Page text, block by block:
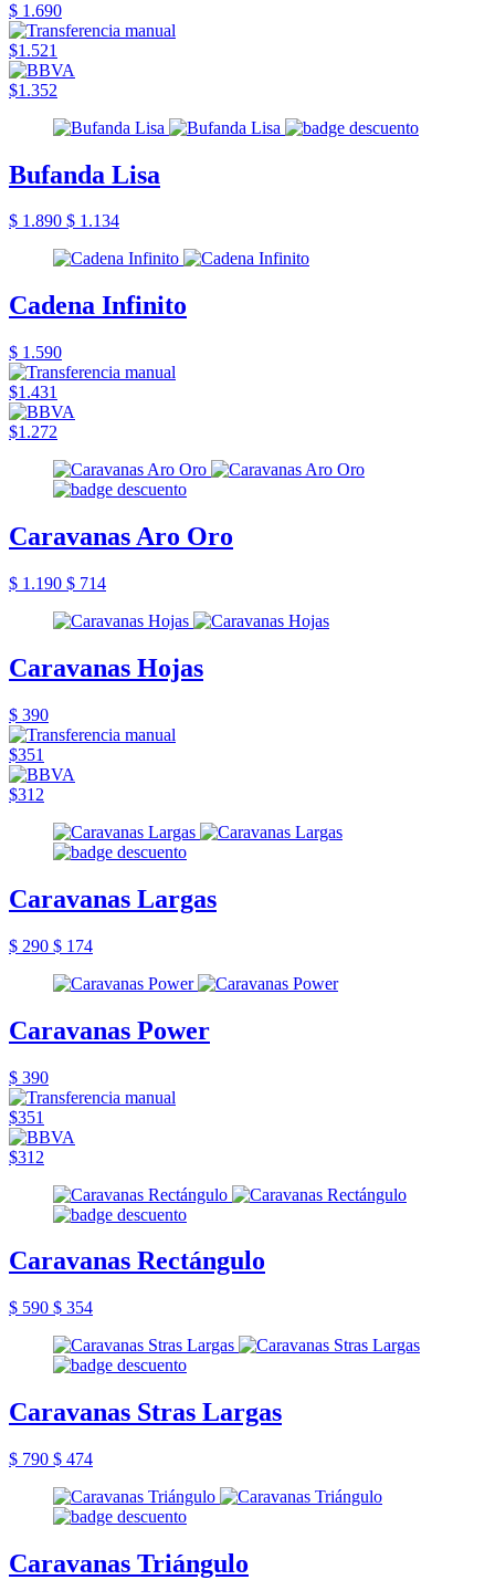
$ 1.690
$1.521
$1.352
Bufanda Lisa
$ 1.890 $ 1.134
Cadena Infinito
$ 1.590
$1.431
$1.272
Caravanas Aro Oro
$ 1.190 $ 714
Caravanas Hojas
$ 390
$351
$312
Caravanas Largas
$ 290 $ 174
Caravanas Power
$ 390
$351
$312
Caravanas Rectángulo
$ 590 $ 354
Caravanas Stras Largas
$ 790 $ 474
Caravanas Triángulo